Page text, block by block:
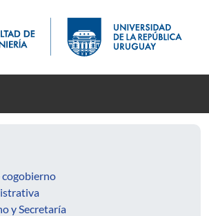
cogobierno
y Secretaría